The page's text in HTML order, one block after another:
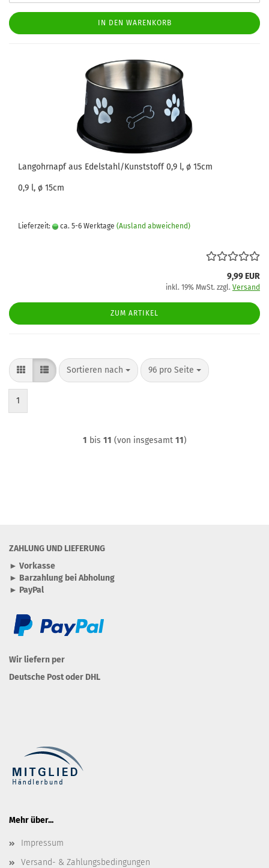
IN DEN WARENKORB
Langohrnapf aus Edelstahl/Kunststoff 0,9 l, ø 15cm
0,9 l, ø 15cm
Lieferzeit: ca. 5-6 Werktage (Ausland abweichend)
9,99 EUR
inkl. 19% MwSt. zzgl. Versand
ZUM ARTIKEL
Sortieren nach
Sortieren nach 96 pro Seite
pro Seite
1
1 bis 11 (von insgesamt 11)
ZAHLUNG UND LIEFERUNG
► Vorkasse
► Barzahlung bei Abholung
► PayPal
Wir liefern per
Deutsche Post oder DHL
Mehr über...
Impressum
Versand- & Zahlungsbedingungen